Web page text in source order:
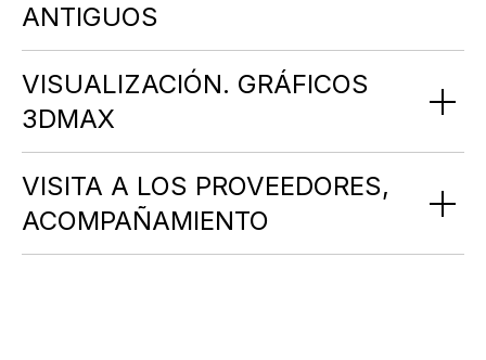
ANTIGUOS
VISUALIZACIÓN. GRÁFICOS
3DMAX
VISITA A LOS PROVEEDORES,
ACOMPAÑAMIENTO